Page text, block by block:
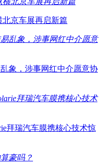
京车展再启新篇
象，涉事网红中介愿意协
拜瑞汽车膜携核心技术惊